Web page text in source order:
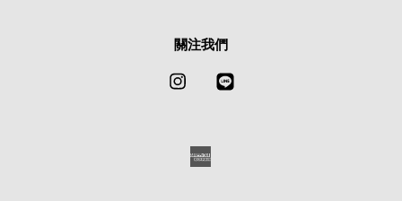
關注我們
Instagram